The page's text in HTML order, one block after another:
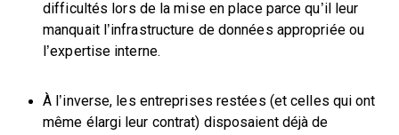
difficultés lors de la mise en place parce qu’il leur
manquait l’infrastructure de données appropriée ou
l’expertise interne.
À l’inverse, les entreprises restées (et celles qui ont
même élargi leur contrat) disposaient déjà de